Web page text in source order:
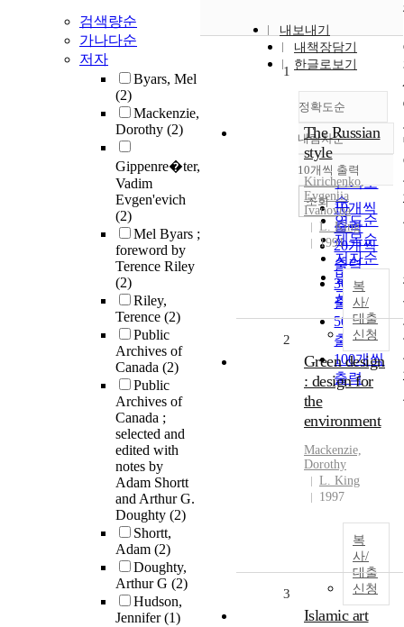
검색량순
가나다순
저자
Byars, Mel
(2)
Mackenzie,
Dorothy (2)
Gippenre�ter,
Vadim
Evgen'evich
(2)
Mel Byars ;
foreword by
Terence Riley
(2)
Riley,
Terence (2)
Public
Archives of
Canada (2)
Public
Archives of
Canada ;
selected and
edited with
notes by
Adam Shortt
and Arthur G.
Doughty (2)
Shortt,
Adam (2)
Doughty,
Arthur G (2)
Hudson,
Jennifer(1)
내보내기
내책장담기
한글로보기
정확도순
정확도
순
인기도
순
연도순
제목순
저자순
발행기
관순
내림차순
내림차순
10개씩 출력
10개씩
출력
20개씩
출력
30개씩
출력
50개씩
출력
100개씩
출력
조회
1
The Russian
style
Kirichenko,
Evgeniia
Ivanovna
L. King
1991
복
사/
대출
신청
2
Green design
: design for
the
environment
Mackenzie,
Dorothy
L. King
1997
복
사/
대출
신청
3
Islamic art